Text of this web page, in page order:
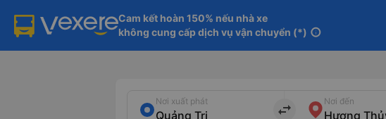
Cam kết hoàn 150% nếu nhà xe
không cung cấp dịch vụ vận chuyển (*) info
Nơi xuất phát
import_export
Nơi đến